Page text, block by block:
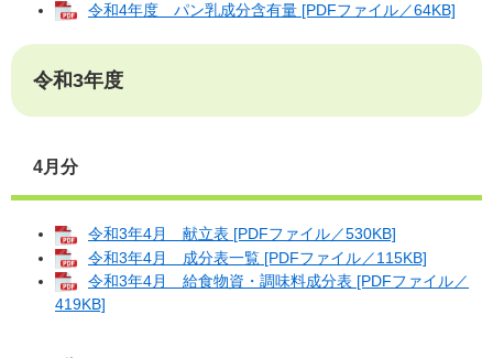
令和4年度 パン乳成分含有量 [PDFファイル／64KB]
令和3年度
4月分
令和3年4月 献立表 [PDFファイル／530KB]
令和3年4月 成分表一覧 [PDFファイル／115KB]
令和3年4月 給食物資・調味料成分表 [PDFファイル／
419KB]